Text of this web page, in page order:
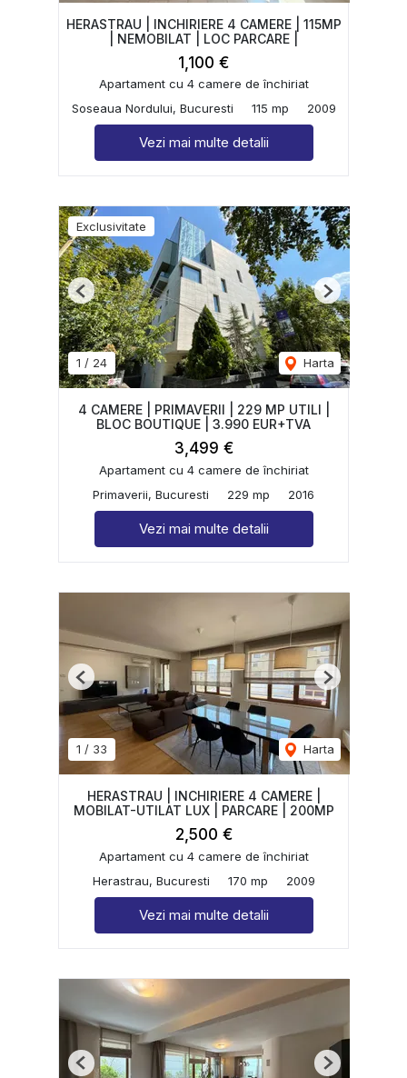
HERASTRAU | INCHIRIERE 4 CAMERE | 115MP
| NEMOBILAT | LOC PARCARE |
1,100 €
Apartament cu 4 camere de închiriat
Soseaua Nordului, Bucuresti
115 mp 2009
Vezi mai multe detalii
Exclusivitate
1 / 24 Harta
Previous Next
4 CAMERE | PRIMAVERII | 229 MP UTILI |
BLOC BOUTIQUE | 3.990 EUR+TVA
3,499 €
Apartament cu 4 camere de închiriat
Primaverii, Bucuresti
229 mp 2016
Vezi mai multe detalii
1 / 33 Harta
Previous Next
HERASTRAU | INCHIRIERE 4 CAMERE |
MOBILAT-UTILAT LUX | PARCARE | 200MP
2,500 €
Apartament cu 4 camere de închiriat
Herastrau, Bucuresti
170 mp 2009
Vezi mai multe detalii
Previous Next